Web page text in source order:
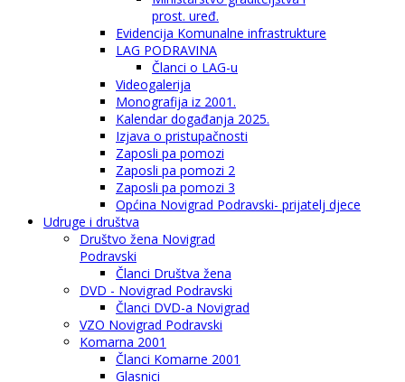
prost. uređ.
Evidencija Komunalne infrastrukture
LAG PODRAVINA
Članci o LAG-u
Videogalerija
Monografija iz 2001.
Kalendar događanja 2025.
Izjava o pristupačnosti
Zaposli pa pomozi
Zaposli pa pomozi 2
Zaposli pa pomozi 3
Općina Novigrad Podravski- prijatelj djece
Udruge i društva
Društvo žena Novigrad
Podravski
Članci Društva žena
DVD - Novigrad Podravski
Članci DVD-a Novigrad
VZO Novigrad Podravski
Komarna 2001
Članci Komarne 2001
Glasnici